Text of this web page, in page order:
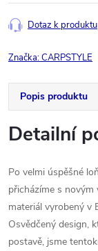
Dotaz k produktu
Značka:CARPSTYLE
Popis produktu
Detailní
Po velmi úspěšné
přicházíme s novým
materiál vyrobený v
Osvědčený design,
postavě, jsme